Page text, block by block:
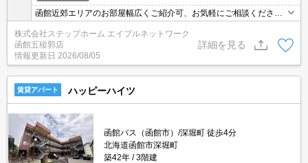
函館近郊エリアのお部屋幅広くご紹介可、お気軽にご相談くださ
い エアコン付きで暑い日も快適に過ごすことができますよ★モニ
ター付きインターホンなので来訪者を確認できて安心♪物置付！
株式会社ステップホーム エイブルネットワーク
函館五稜郭店
情報更新日 2026/08/05
詳細を見る
賃貸アパート ハッピーハイツ
函館バス（函館市）/深堀町 徒歩4分
北海道函館市深堀町
築42年
3階建